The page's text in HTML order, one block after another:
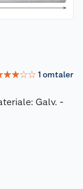
☆☆☆☆ 1 omtaler
Galv. -